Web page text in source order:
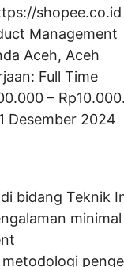
shopee.co.id
Management
Aceh, Aceh
Full Time
– Rp
Desember 2024
di bidang Teknik
metodologi